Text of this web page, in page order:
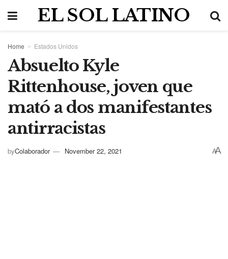
EL SOL LATINO
Home Estados Unidos
Absuelto Kyle
Rittenhouse, joven que
mató a dos manifestantes
antirracistas
byColaborador November 22, 2021 AA